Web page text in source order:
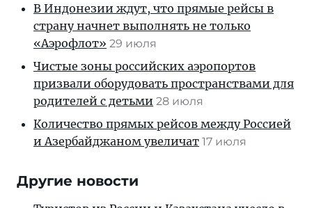
В Индонезии ждут, что прямые рейсы в
страну начнет выполнять не только
«Аэрофлот» 29 июля
Чистые зоны российских аэропортов
призвали оборудовать пространствами для
родителей с детьми 28 июля
Количество прямых рейсов между Россией
и Азербайджаном увеличат 17 июля
Другие новости